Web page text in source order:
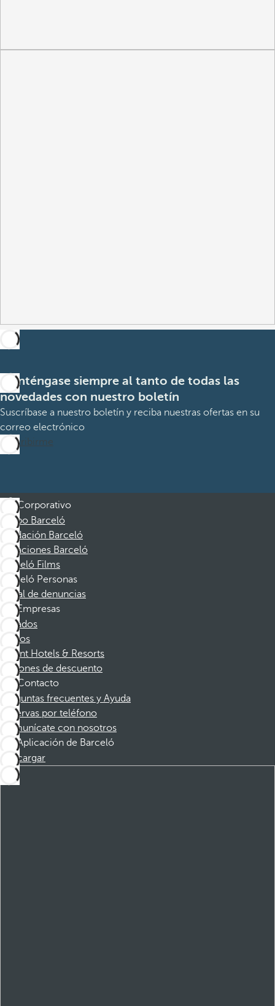
Manténgase siempre al tanto de todas las
novedades con nuestro boletín
Suscríbase a nuestro boletín y reciba nuestras ofertas en su
correo electrónico
Suscribirme
Corporativo
Grupo Barceló
Fundación Barceló
Vacaciones Barceló
Barceló Films
Barceló Personas
Canal de denuncias
Empresas
Afiliados
Socios
Dorint Hotels & Resorts
Cupones de descuento
Contacto
Preguntas frecuentes y Ayuda
Reservas por teléfono
Comunícate con nosotros
Aplicación de Barceló
Descargar